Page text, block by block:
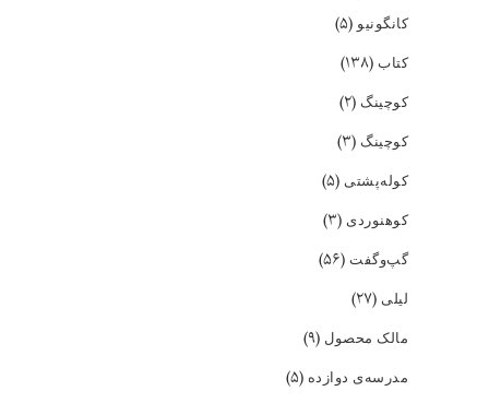
کانگونیو(۵)
کتاب (۱۳۸)
کوچینگ (۲)
کوچینگ (۳)
کوله‌پشتی (۵)
کوهنوردی (۳)
گپ‌و‌گفت (۵۶)
لیلی (۲۷)
مالک محصول (۹)
مدرسه‌ی دوازده (۵)